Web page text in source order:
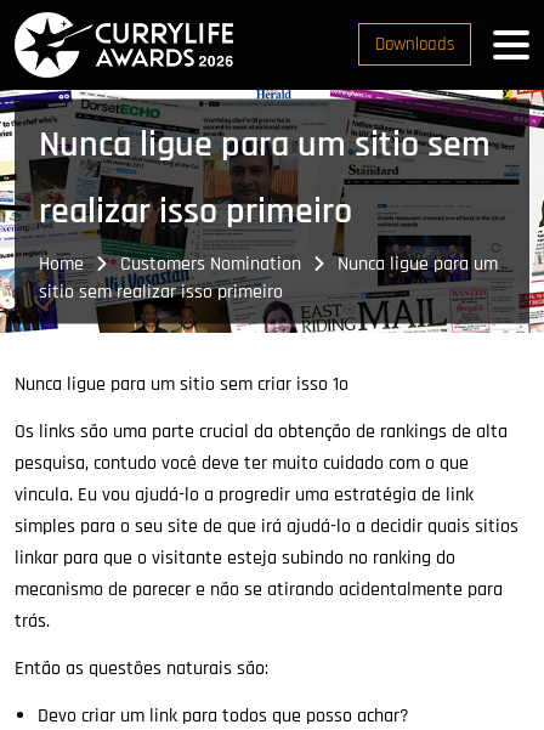
Downloads
Nunca ligue para um sitio sem
realizar isso primeiro
Home Customers Nomination
Nunca ligue para um
sitio sem realizar isso primeiro
Nunca ligue para um sitio sem criar isso 1o
Os links são uma parte crucial da obtenção de rankings de alta
pesquisa, contudo você deve ter muito cuidado com o que
vincula. Eu vou ajudá-lo a progredir uma estratégia de link
simples para o seu site de que irá ajudá-lo a decidir quais sitios
linkar para que o visitante esteja subindo no ranking do
mecanismo de parecer e não se atirando acidentalmente para
trás.
Então as questões naturais são:
Devo criar um link para todos que posso achar?